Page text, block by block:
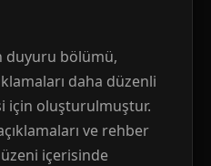
duyuru bölümü,
daha düzenli
için oluşturulmuştur.
ve rehber
içerisinde